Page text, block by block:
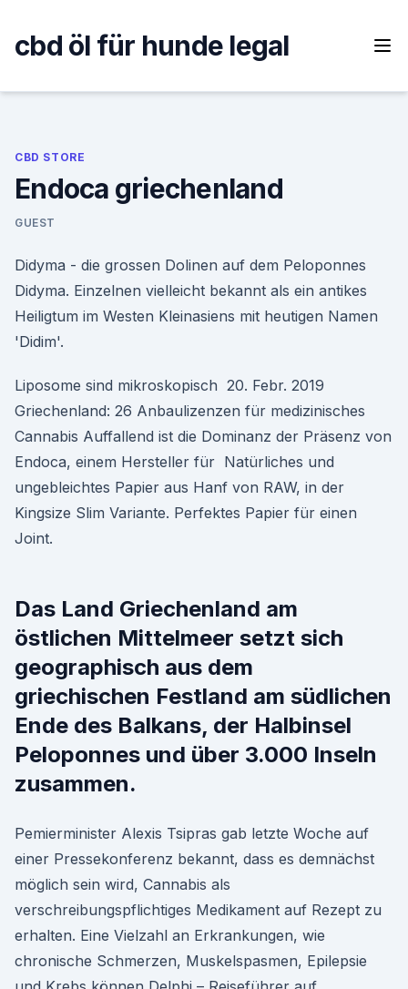
content
cbd öl für hunde legal
CBD STORE
Endoca griechenland
GUEST
Didyma - die grossen Dolinen auf dem Peloponnes
Didyma. Einzelnen vielleicht bekannt als ein antikes
Heiligtum im Westen Kleinasiens mit heutigen Namen
'Didim'.
Liposome sind mikroskopisch 20. Febr. 2019
Griechenland: 26 Anbaulizenzen für medizinisches
Cannabis Auffallend ist die Dominanz der Präsenz von
Endoca, einem Hersteller für Natürliches und
ungebleichtes Papier aus Hanf von RAW, in der
Kingsize Slim Variante. Perfektes Papier für einen
Joint.
Das Land Griechenland am
östlichen Mittelmeer setzt sich
geographisch aus dem
griechischen Festland am südlichen
Ende des Balkans, der Halbinsel
Peloponnes und über 3.000 Inseln
zusammen.
Pemierminister Alexis Tsipras gab letzte Woche auf
einer Pressekonferenz bekannt, dass es demnächst
möglich sein wird, Cannabis als
verschreibungspflichtiges Medikament auf Rezept zu
erhalten. Eine Vielzahl an Erkrankungen, wie
chronische Schmerzen, Muskelspasmen, Epilepsie